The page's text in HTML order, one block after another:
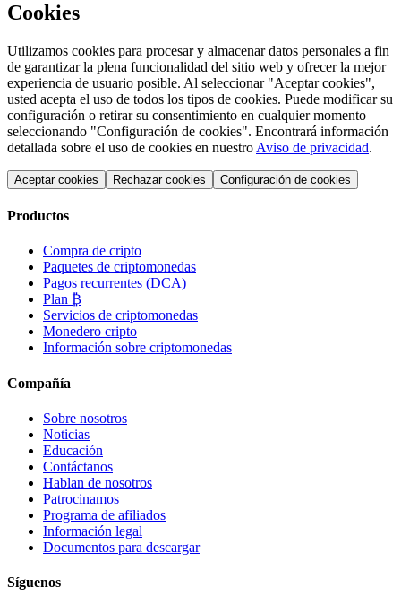
Cookies
Utilizamos cookies para procesar y almacenar datos personales a fin
de garantizar la plena funcionalidad del sitio web y ofrecer la mejor
experiencia de usuario posible. Al seleccionar "Aceptar cookies",
usted acepta el uso de todos los tipos de cookies. Puede modificar su
configuración o retirar su consentimiento en cualquier momento
seleccionando "Configuración de cookies". Encontrará información
detallada sobre el uso de cookies en nuestro Aviso de privacidad.
Aceptar cookies Rechazar cookies Configuración de cookies
Productos
Compra de cripto
Paquetes de criptomonedas
Pagos recurrentes (DCA)
Plan ₿
Servicios de criptomonedas
Monedero cripto
Información sobre criptomonedas
Compañía
Sobre nosotros
Noticias
Educación
Contáctanos
Hablan de nosotros
Patrocinamos
Programa de afiliados
Información legal
Documentos para descargar
Síguenos